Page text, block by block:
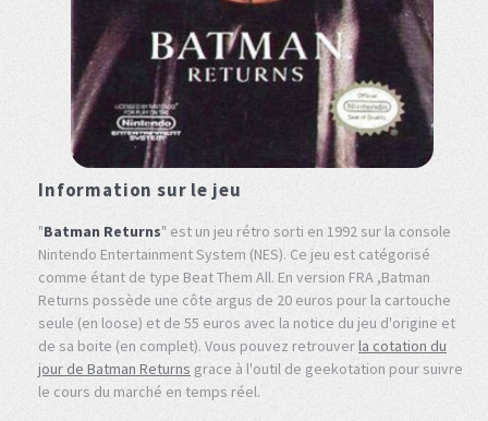
Information sur le jeu
"Batman Returns" est un jeu rétro sorti en 1992 sur la console
Nintendo Entertainment System (NES). Ce jeu est catégorisé
comme étant de type Beat Them All. En version FRA ,Batman
Returns possède une côte argus de 20 euros pour la cartouche
seule (en loose) et de 55 euros avec la notice du jeu d'origine et
de sa boite (en complet). Vous pouvez retrouverla cotation du
jour de Batman Returns grace à l'outil de geekotation pour suivre
le cours du marché en temps réel.